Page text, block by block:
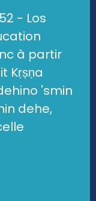
- Los
à partir
Kṛṣṇa
'smin
dehe,